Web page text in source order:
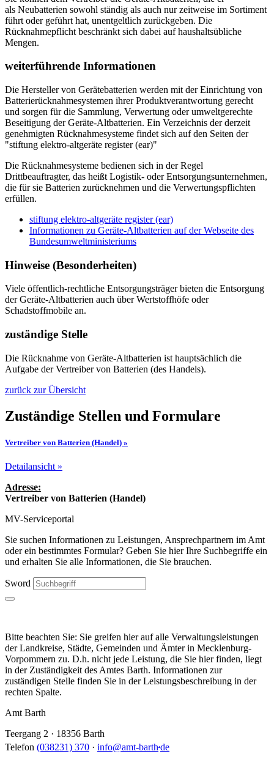
als Neubatterien sowohl ständig als auch nur zeitweise im Sortiment
führt oder geführt hat, unentgeltlich zurückgeben. Die
Rücknahmepflicht beschränkt sich dabei auf haushaltsübliche
Mengen.
weiterführende Informationen
Die Hersteller von Gerätebatterien werden mit der Einrichtung von
Batterierücknahmesystemen ihrer Produktverantwortung gerecht
und sorgen für die Sammlung, Verwertung oder umweltgerechte
Beseitigung der Geräte-Altbatterien. Ein Verzeichnis der derzeit
genehmigten Rücknahmesysteme findet sich auf den Seiten der
"stiftung elektro-altgeräte register (ear)"
Die Rücknahmesysteme bedienen sich in der Regel
Drittbeauftragter, das heißt Logistik- oder Entsorgungsunternehmen,
die für sie Batterien zurücknehmen und die Verwertungspflichten
erfüllen.
stiftung elektro-altgeräte register (ear)
Informationen zu Geräte-Altbatterien auf der Webseite des
Bundesumweltministeriums
Hinweise (Besonderheiten)
Viele öffentlich-rechtliche Entsorgungsträger bieten die Entsorgung
der Geräte-Altbatterien auch über Wertstoffhöfe oder
Schadstoffmobile an.
zuständige Stelle
Die Rücknahme von Geräte-Altbatterien ist hauptsächlich die
Aufgabe der Vertreiber von Batterien (des Handels).
zurück zur Übersicht
Zuständige Stellen und Formulare
Vertreiber von Batterien (Handel) »
Detailansicht »
Adresse:
Vertreiber von Batterien (Handel)
MV-Serviceportal
Sie suchen Informationen zu Leistungen, Ansprechpartnern im Amt
oder ein bestimmtes Formular? Geben Sie hier Ihre Suchbegriffe ein
und erhalten Sie alle Informationen, die Sie brauchen.
Sword
Bitte beachten Sie: Sie greifen hier auf alle Verwaltungsleistungen
der Landkreise, Städte, Gemeinden und Ämter in Mecklenburg-
Vorpommern zu. D.h. nicht jede Leistung, die Sie hier finden, liegt
in der Zuständigkeit des Amtes Barth. Informationen zur
zuständigen Stelle finden Sie in der Leistungsbeschreibung in der
rechten Spalte.
Amt Barth
Teergang 2 · 18356 Barth
Telefon (038231) 370 · info@amt-barth.de